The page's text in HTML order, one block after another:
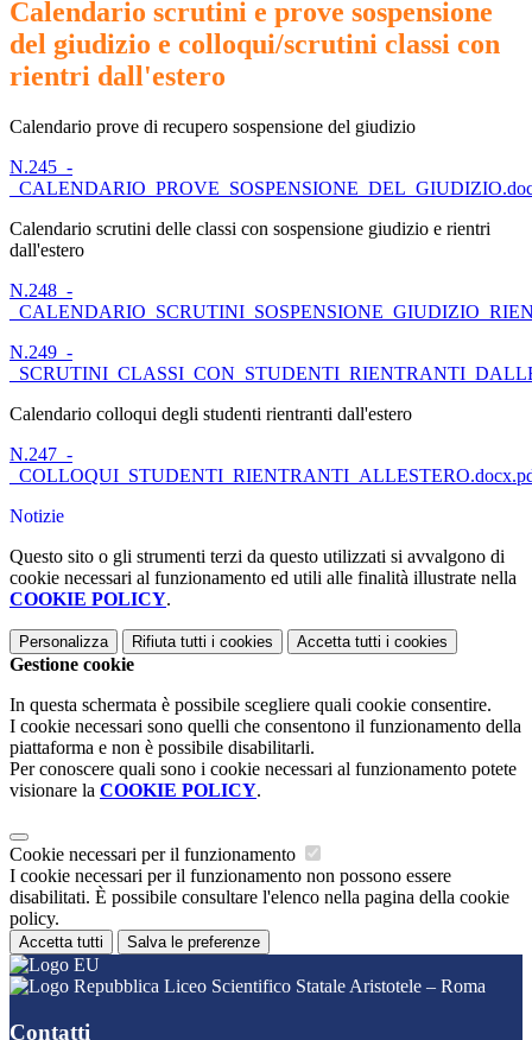
Calendario scrutini e prove sospensione
del giudizio e colloqui/scrutini classi con
rientri dall'estero
Calendario prove di recupero sospensione del giudizio
N.245_-
Calendario scrutini delle classi con sospensione giudizio e rientri
dall'estero
N.248_-
N.249_-
Calendario colloqui degli studenti rientranti dall'estero
N.247_-
Notizie
Questo sito o gli strumenti terzi da questo utilizzati si avvalgono di
cookie necessari al funzionamento ed utili alle finalità illustrate nella
COOKIE POLICY.
Personalizza Rifiuta tutti i cookies Accetta tutti i cookies
Gestione cookie
In questa schermata è possibile scegliere quali cookie consentire.
I cookie necessari sono quelli che consentono il funzionamento della
piattaforma e non è possibile disabilitarli.
Per conoscere quali sono i cookie necessari al funzionamento potete
visionare la COOKIE POLICY.
Cookie necessari per il funzionamento
I cookie necessari per il funzionamento non possono essere
disabilitati. È possibile consultare l'elenco nella pagina della cookie
policy.
Accetta tutti Salva le preferenze
Liceo Scientifico Statale Aristotele – Roma
Contatti